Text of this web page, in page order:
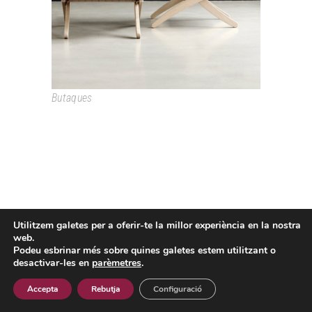
Butaques
Passeig Colom, 18 08002 Barcelona T. +34 933193361
Avís LegalIPolítica de privacitat
Utilitzem galetes per a oferir-te la millor experiència en la nostra
web.
Podeu esbrinar més sobre quines galetes estem utilitzant o
desactivar-les en parèmetres.
Accepta Rebutja Configuració